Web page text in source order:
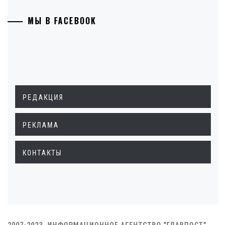
МЫ В FACEBOOK
РЕДАКЦИЯ
РЕКЛАМА
КОНТАКТЫ